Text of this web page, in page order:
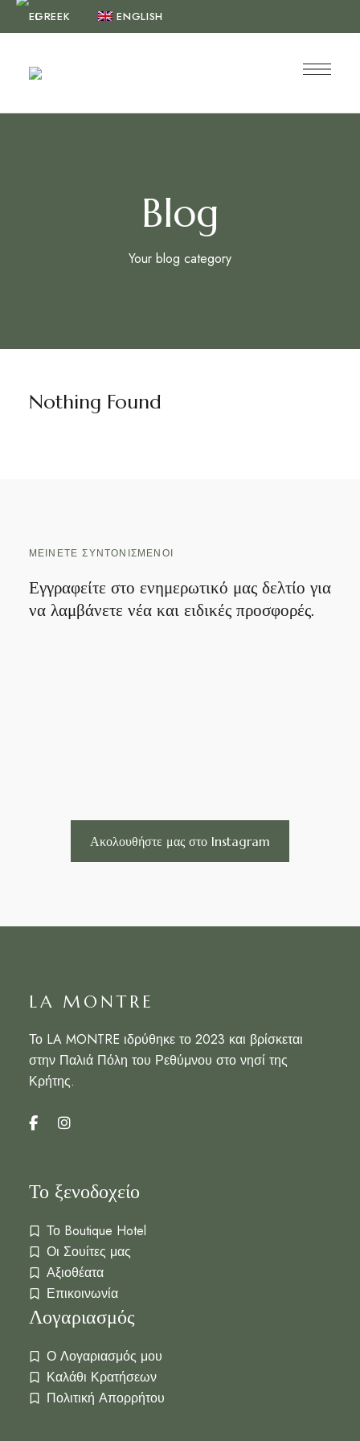
GREEK ENGLISH
Blog
Your blog category
Nothing Found
ΜΕΊΝΕΤΕ ΣΥΝΤΟΝΙΣΜΈΝΟΙ
Εγγραφείτε στο ενημερωτικό μας δελτίο για
να λαμβάνετε νέα και ειδικές προσφορές.
Ακολουθήστε μας στο Instagram
LA MONTRE
Το LA MONTRE ιδρύθηκε το 2023 και βρίσκεται
στην Παλιά Πόλη του Ρεθύμνου στο νησί της
Κρήτης.
Το ξενοδοχείο
Το Boutique Hotel
Οι Σουίτες μας
Αξιοθέατα
Επικοινωνία
Λογαριασμός
Ο Λογαριασμός μου
Καλάθι Κρατήσεων
Πολιτική Απορρήτου